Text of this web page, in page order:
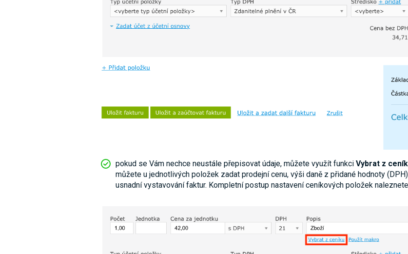
pokud se Vám nechce neustále přepisovat údaje, můžete využít funkci Vybrat z
můžete u jednotlivých položek zadat prodejní cenu, výši daně z přidané hodnoty
usnadní vystavování faktur. Kompletní postup nastavení ceníkových položek naleznete